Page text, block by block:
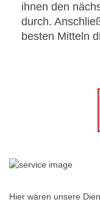
ihnen den
durch.
besten Mitteln
Hier wären unsere